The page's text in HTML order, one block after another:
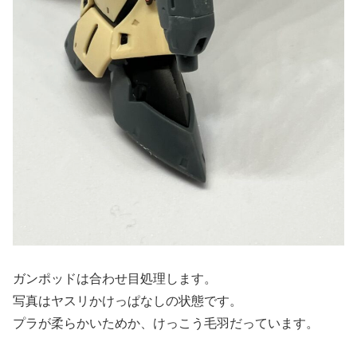
ガンポッドは合わせ目処理します。
写真はヤスリかけっぱなしの状態です。
プラが柔らかいためか、けっこう毛羽だっています。